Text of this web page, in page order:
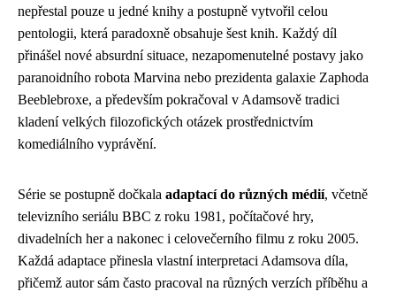
nepřestal pouze u jedné knihy a postupně vytvořil celou
pentologii, která paradoxně obsahuje šest knih. Každý díl
přinášel nové absurdní situace, nezapomenutelné postavy jako
paranoidního robota Marvina nebo prezidenta galaxie Zaphoda
Beeblebroxe, a především pokračoval v Adamsově tradici
kladení velkých filozofických otázek prostřednictvím
komediálního vyprávění.
Série se postupně dočkala adaptací do různých médií, včetně
televizního seriálu BBC z roku 1981, počítačové hry,
divadelních her a nakonec i celovečerního filmu z roku 2005.
Každá adaptace přinesla vlastní interpretaci Adamsova díla,
přičemž autor sám často pracoval na různých verzích příběhu a